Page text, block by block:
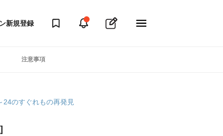
新規登録
注意事項
24のすぐれもの再発見